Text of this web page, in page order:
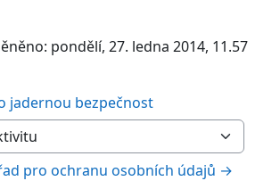
pondělí, 27. ledna 2014, 11.57
jadernou bezpečnost
pro ochranu osobních údajů →